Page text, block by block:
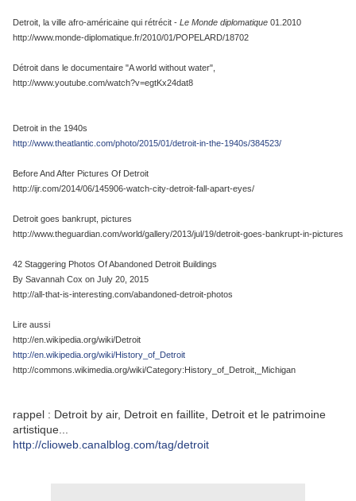
Detroit, la ville afro-américaine qui rétrécit - Le Monde diplomatique 01.2010
http://www.monde-diplomatique.fr/2010/01/POPELARD/18702
Détroit dans le documentaire "A world without water",
http://www.youtube.com/watch?v=egtKx24dat8
Detroit in the 1940s
http://www.theatlantic.com/photo/2015/01/detroit-in-the-1940s/384523/
Before And After Pictures Of Detroit
http://ijr.com/2014/06/145906-watch-city-detroit-fall-apart-eyes/
Detroit goes bankrupt, pictures
http://www.theguardian.com/world/gallery/2013/jul/19/detroit-goes-bankrupt-in-pictures
42 Staggering Photos Of Abandoned Detroit Buildings
By Savannah Cox on July 20, 2015
http://all-that-is-interesting.com/abandoned-detroit-photos
Lire aussi
http://en.wikipedia.org/wiki/Detroit
http://en.wikipedia.org/wiki/History_of_Detroit
http://commons.wikimedia.org/wiki/Category:History_of_Detroit,_Michigan
rappel : Detroit by air, Detroit en faillite, Detroit et le patrimoine
artistique...
http://clioweb.canalblog.com/tag/detroit